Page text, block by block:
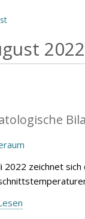
2022
2022 zeichnet